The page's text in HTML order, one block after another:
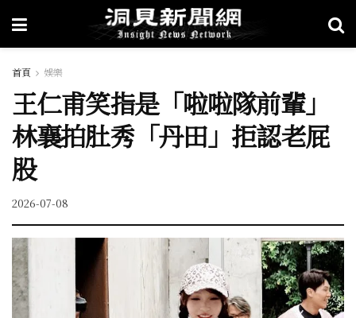
首頁 娛樂
王仁甫笑指是「啦啦隊前輩」
林襄拍肚秀「丹田」拒認老屁
股
2026-07-08